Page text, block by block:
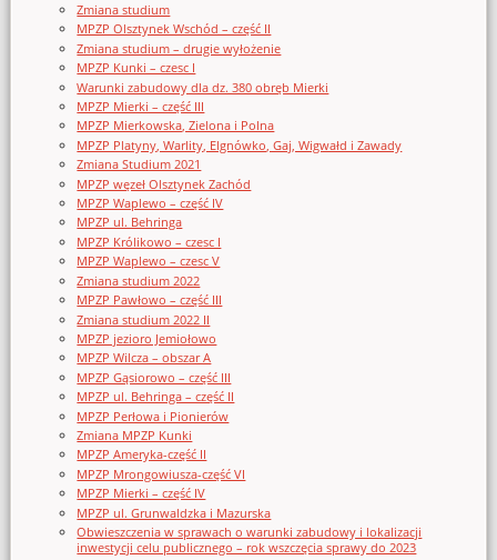
Zmiana studium
MPZP Olsztynek Wschód – część II
Zmiana studium – drugie wyłożenie
MPZP Kunki – czesc I
Warunki zabudowy dla dz. 380 obręb Mierki
MPZP Mierki – część III
MPZP Mierkowska, Zielona i Polna
MPZP Platyny, Warlity, Elgnówko, Gaj, Wigwałd i Zawady
Zmiana Studium 2021
MPZP węzeł Olsztynek Zachód
MPZP Waplewo – część IV
MPZP ul. Behringa
MPZP Królikowo – czesc I
MPZP Waplewo – czesc V
Zmiana studium 2022
MPZP Pawłowo – część III
Zmiana studium 2022 II
MPZP jezioro Jemiołowo
MPZP Wilcza – obszar A
MPZP Gąsiorowo – część III
MPZP ul. Behringa – część II
MPZP Perłowa i Pionierów
Zmiana MPZP Kunki
MPZP Ameryka-część II
MPZP Mrongowiusza-część VI
MPZP Mierki – część IV
MPZP ul. Grunwaldzka i Mazurska
Obwieszczenia w sprawach o warunki zabudowy i lokalizacji
inwestycji celu publicznego – rok wszczęcia sprawy do 2023